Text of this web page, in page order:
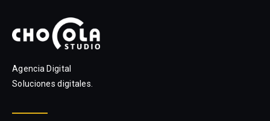
Agencia Digital
Soluciones digitales.